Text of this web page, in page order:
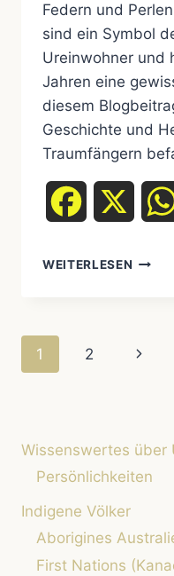
Federn und
sind ein Symbol
Ureinwohner und
Jahren eine
diesem
Geschichte und
Traumfängern
Facebook
WEITERLESEN DIE
1 2
Wissenswertes über
Persönlichkeiten
Indigene Völker
Aborigines
First Nations